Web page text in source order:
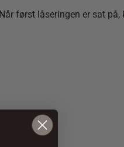
først låseringen er sat på,